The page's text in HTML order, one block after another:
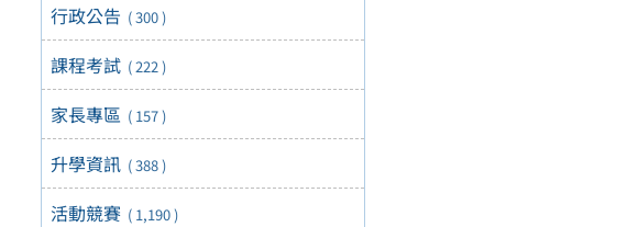
行政公告 ( 300 )
課程考試 ( 222 )
家長專區 ( 157 )
升學資訊 ( 388 )
活動競賽 ( 1,190 )